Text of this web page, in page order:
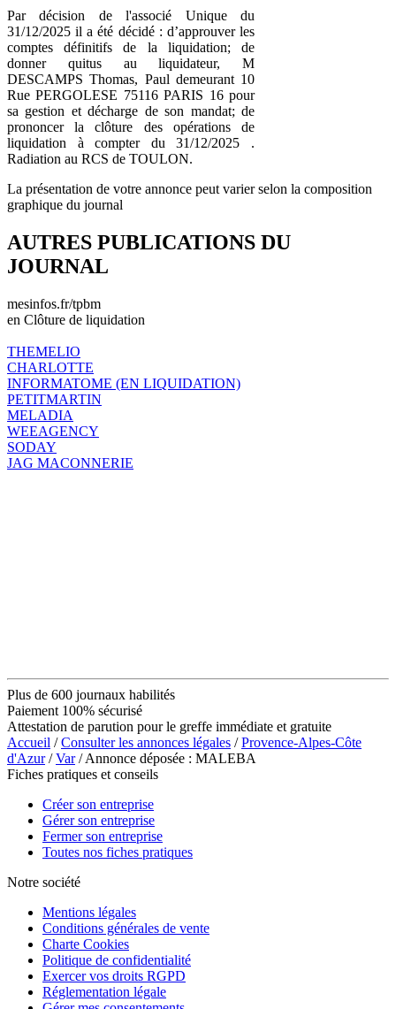
Par décision de l'associé Unique du
31/12/2025 il a été décidé : d’approuver les
comptes définitifs de la liquidation; de
donner quitus au liquidateur, M
DESCAMPS Thomas, Paul demeurant 10
Rue PERGOLESE 75116 PARIS 16 pour
sa gestion et décharge de son mandat; de
prononcer la clôture des opérations de
liquidation à compter du 31/12/2025 .
Radiation au RCS de TOULON.
La présentation de votre annonce peut varier selon la composition
graphique du journal
AUTRES PUBLICATIONS DU
JOURNAL
mesinfos.fr/tpbm
en Clôture de liquidation
THEMELIO
CHARLOTTE
INFORMATOME (EN LIQUIDATION)
PETITMARTIN
MELADIA
WEEAGENCY
SODAY
JAG MACONNERIE
Plus de 600 journaux habilités
Paiement 100% sécurisé
Attestation de parution pour le greffe immédiate et gratuite
Accueil /Consulter les annonces légales /Provence-Alpes-Côte
d'Azur/Var/ Annonce déposée : MALEBA
Fiches pratiques et conseils
Créer son entreprise
Gérer son entreprise
Fermer son entreprise
Toutes nos fiches pratiques
Notre société
Mentions légales
Conditions générales de vente
Charte Cookies
Politique de confidentialité
Exercer vos droits RGPD
Réglementation légale